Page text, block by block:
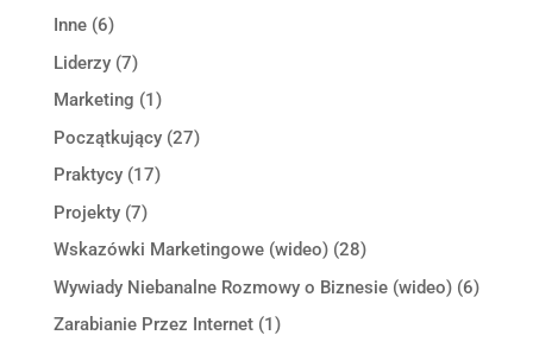
Inne(6)
Liderzy(7)
Marketing (1)
Początkujący(27)
Praktycy(17)
Projekty(7)
Wskazówki Marketingowe (wideo)(28)
Wywiady Niebanalne Rozmowy o Biznesie (wideo)(6)
Zarabianie Przez Internet(1)